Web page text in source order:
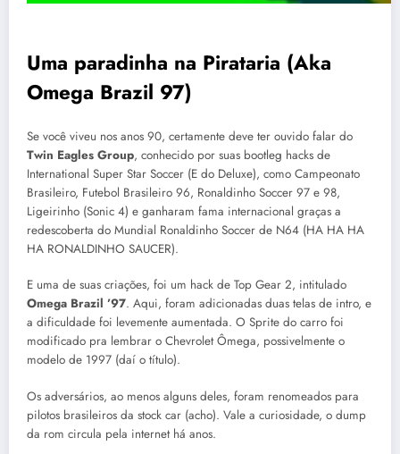
Uma paradinha na Pirataria (Aka
Omega Brazil 97)
Se você viveu nos anos 90, certamente deve ter ouvido falar do
Twin Eagles Group, conhecido por suas bootleg hacks de
International Super Star Soccer (E do Deluxe), como Campeonato
Brasileiro, Futebol Brasileiro 96, Ronaldinho Soccer 97 e 98,
Ligeirinho (Sonic 4) e ganharam fama internacional graças a
redescoberta do Mundial Ronaldinho Soccer de N64 (HA HA HA
HA RONALDINHO SAUCER).
E uma de suas criações, foi um hack de Top Gear 2, intitulado
Omega Brazil ’97. Aqui, foram adicionadas duas telas de intro, e
a dificuldade foi levemente aumentada. O Sprite do carro foi
modificado pra lembrar o Chevrolet Ômega, possivelmente o
modelo de 1997 (daí o título).
Os adversários, ao menos alguns deles, foram renomeados para
pilotos brasileiros da stock car (acho). Vale a curiosidade, o dump
da rom circula pela internet há anos.